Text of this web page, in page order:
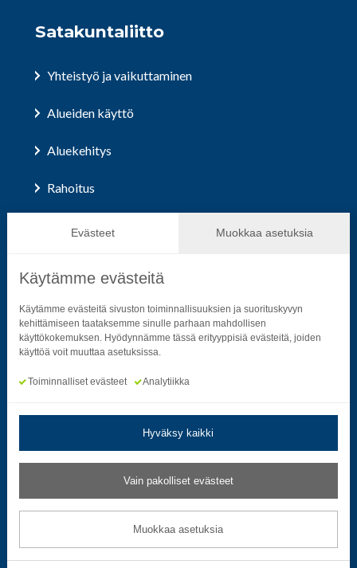
Evästeet Muokkaa asetuksia
Käytämme evästeitä
Käytämme evästeitä sivuston toiminnallisuuksien ja suorituskyvyn
kehittämiseen taataksemme sinulle parhaan mahdollisen
käyttökokemuksen. Hyödynnämme tässä erityyppisiä evästeitä, joiden
käyttöä voit muuttaa asetuksissa.
Toiminnalliset evästeet Analytiikka
Hyväksy kaikki
Vain pakolliset evästeet
Muokkaa asetuksia
Satakuntaliitto
Yhteistyö ja vaikuttaminen
Alueiden käyttö
Aluekehitys
Rahoitus
Seuraa sosiaalisessa mediassa
Neliön mallinen ikoni, joka kuvastaa f-kirjainta.
Neliön mallinen ikoni, joka kuvastaa f-kirjainta.
Neliön mallinen ikoni, joka kuvastaa
Neliön mallinen ikoni, jonka
Neliön mallinen ikoni,
Neliön mallinen
Tietosuoja- ja rekisteriselosteet|
Saavutettavuusseloste